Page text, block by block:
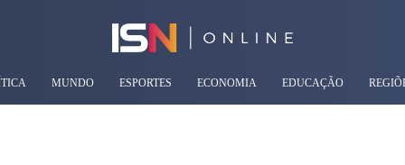
MUNDO ESPORTES ECONOMIA EDUCAÇÃO